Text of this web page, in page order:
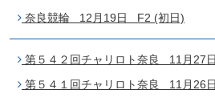
奈良競輪 12月19日 F2 (初日)
第５４２回チャリロト奈良 11月27
第５４１回チャリロト奈良 11月26